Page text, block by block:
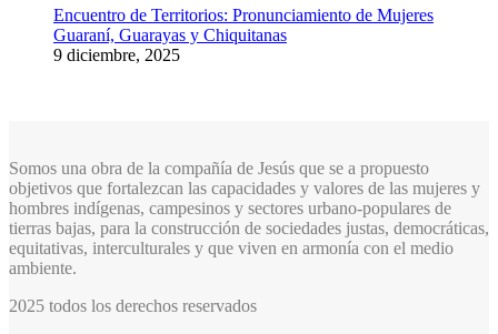
Encuentro de Territorios: Pronunciamiento de Mujeres
Guaraní, Guarayas y Chiquitanas
9 diciembre, 2025
Somos una obra de la compañía de Jesús que se a propuesto
objetivos que fortalezcan las capacidades y valores de las mujeres y
hombres indígenas, campesinos y sectores urbano-populares de
tierras bajas, para la construcción de sociedades justas, democráticas,
equitativas, interculturales y que viven en armonía con el medio
ambiente.
2025 todos los derechos reservados